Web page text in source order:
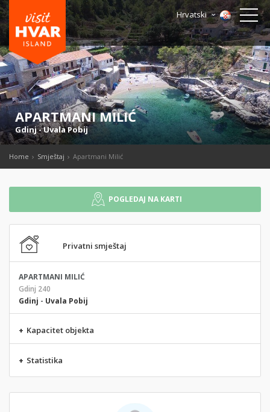
Hrvatski
APARTMANI MILIĆ
Gdinj-Uvala Pobij
Home Smještaj Apartmani Milić
POGLEDAJ NA KARTI
Privatni smještaj
APARTMANI MILIĆ
Gdinj 240
Gdinj - Uvala Pobij
+ Kapacitet objekta
+ Statistika